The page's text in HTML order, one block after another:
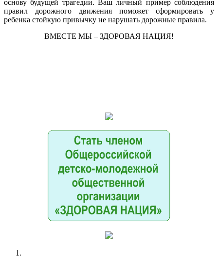
основу будущей трагедии. Ваш личный пример соблюдения
правил дорожного движения поможет сформировать у
ребенка стойкую привычку не нарушать дорожные правила.
ВМЕСТЕ МЫ – ЗДОРОВАЯ НАЦИЯ!